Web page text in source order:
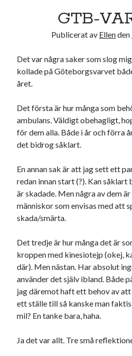
GTB-
Publicerat av Ellenden
Det var några saker som slog
kollade på Göteborgsvarvet
året.
Det första är hur många som
ambulans. Väldigt obehagligt,
för dem alla. Både i år och förra
det bidrog såklart.
En annan sak är att jag sett ett
redan innan start (?). Kan såklart
är skadade. Men några av dem
människor som envisas med att
skada/smärta.
Det tredje är hur många det är
kroppen med kinesiotejp (okej,
där). Men nästan. Har absolut
använder det själv ibland. Både
jag däremot haft ett behov av
ett ställe till så kanske man
mil? En tanke bara, haha.
Ja det var allt. Tre små